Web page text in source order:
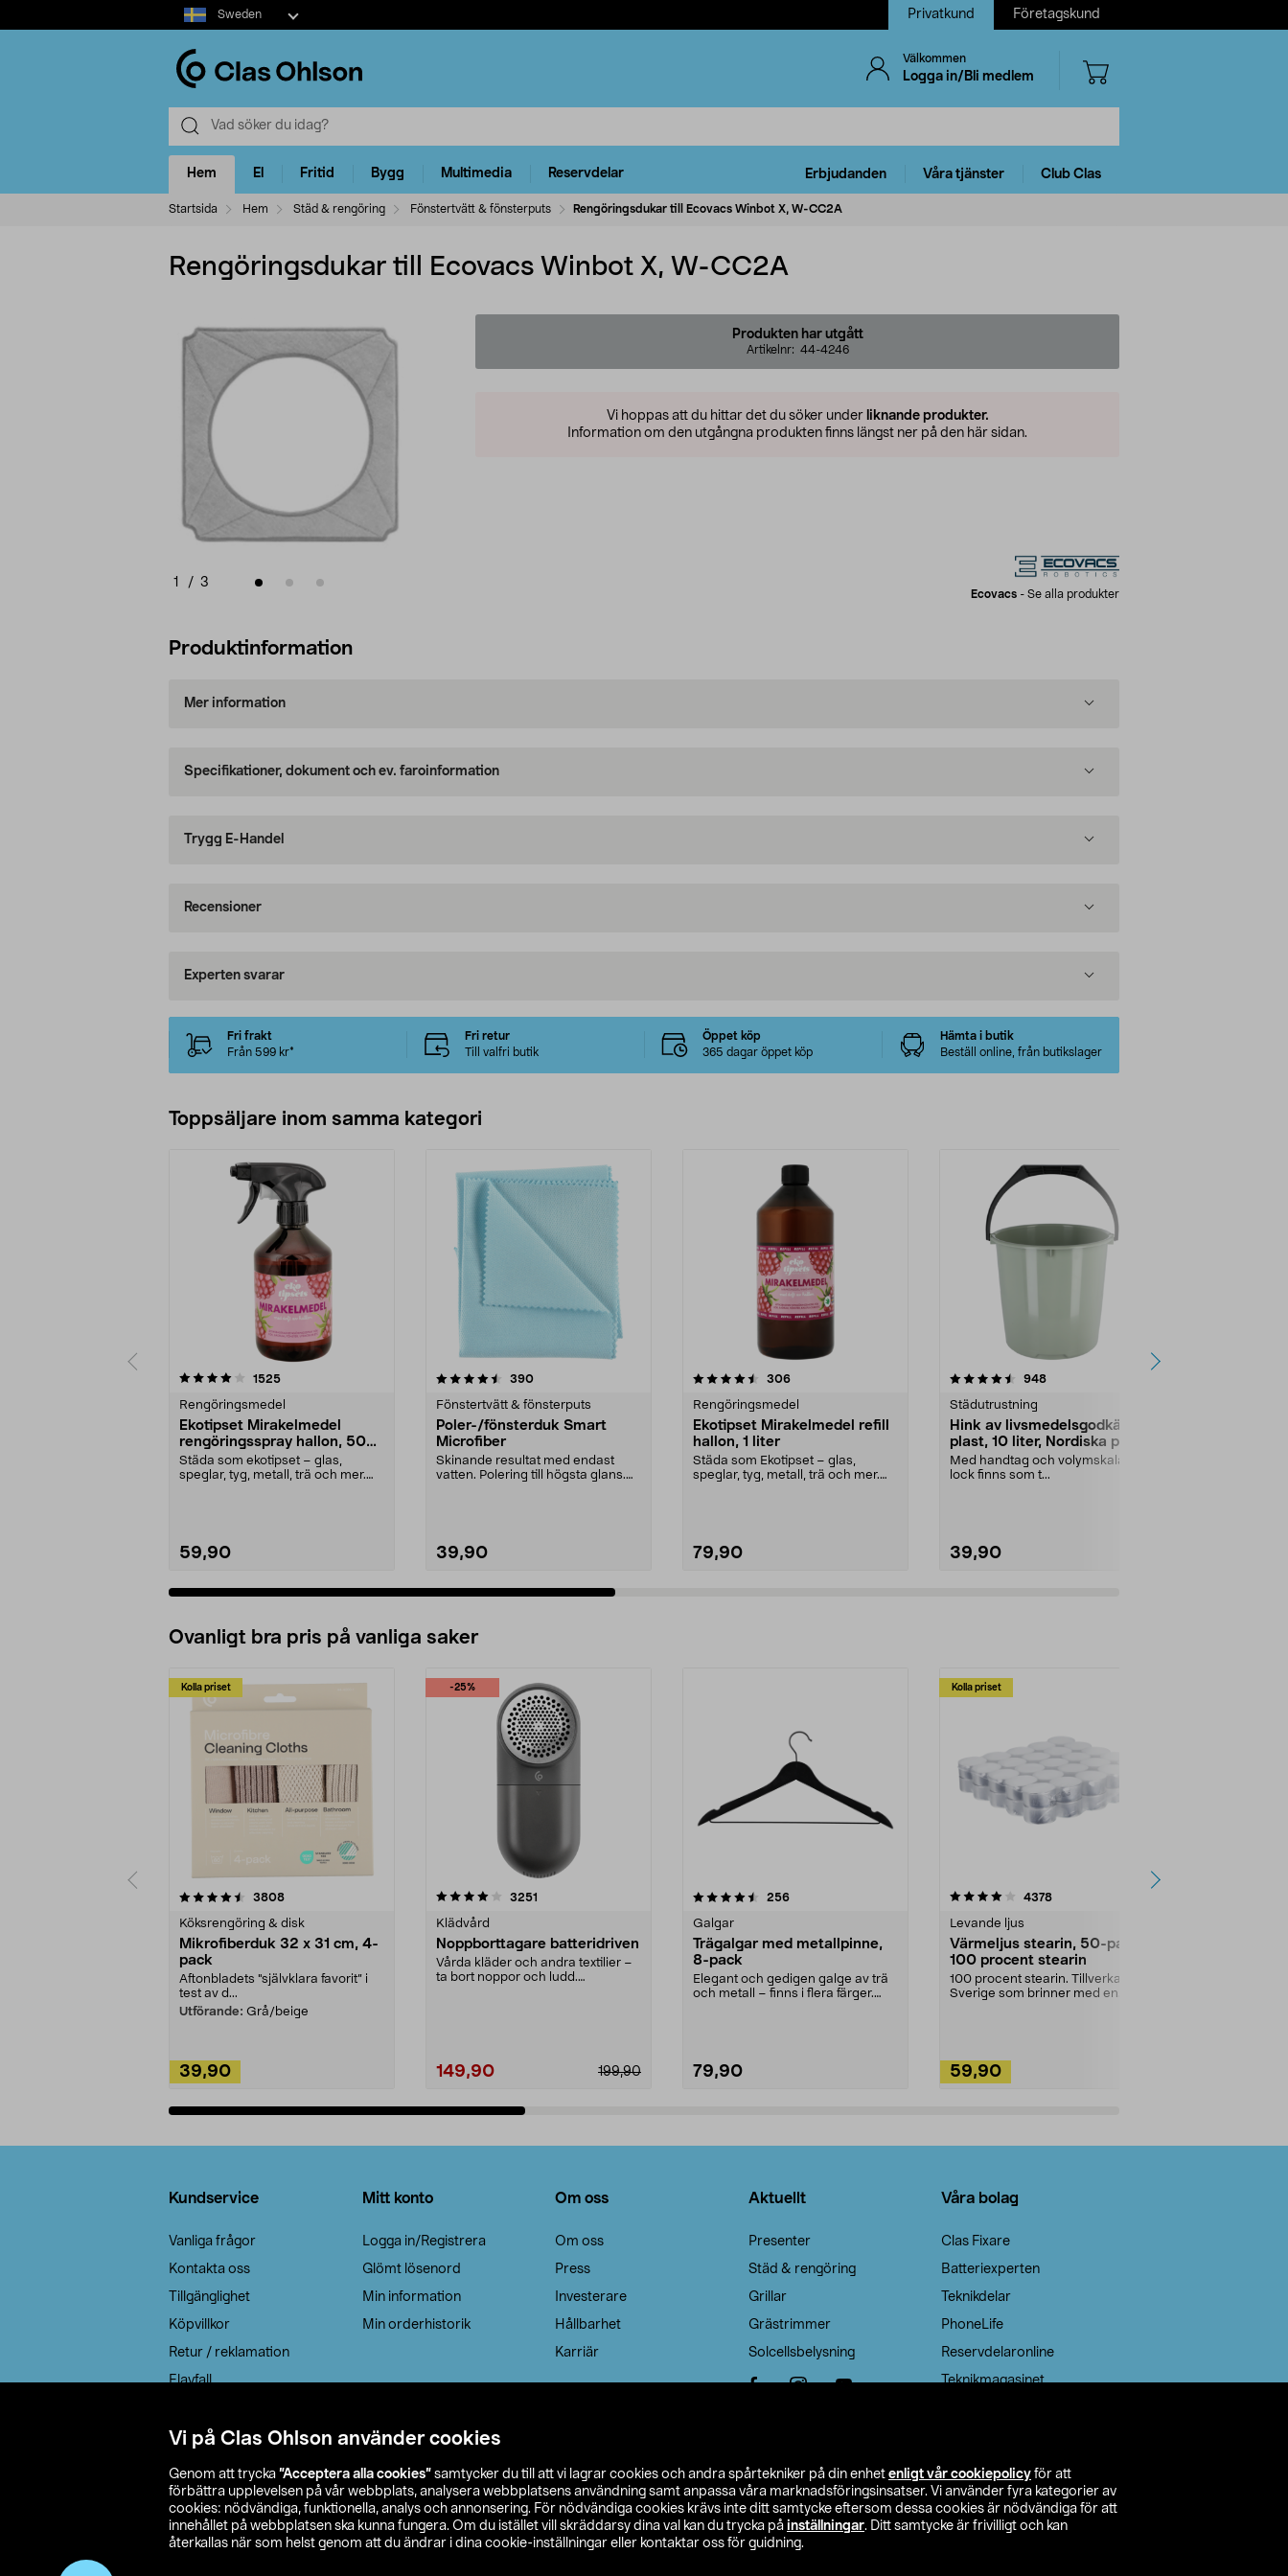
Vi på Clas Ohlson använder cookies
Genom att trycka ”Acceptera alla cookies” samtycker du till att vi lagrar cookies och andra spårtekniker på din enhet enligt vår cookiepolicy för att
förbättra upplevelsen på vår webbplats, analysera webbplatsens användning samt anpassa våra marknadsföringsinsatser. Vi använder fyra kategorier av
cookies: nödvändiga, funktionella, analys och annonsering. För nödvändiga cookies krävs inte ditt samtycke eftersom dessa cookies är nödvändiga för att
innehållet på webbplatsen ska kunna fungera. Om du istället vill skräddarsy dina val kan du trycka på inställningar. Ditt samtycke är frivilligt och kan
återkallas när som helst genom att du ändrar i dina cookie-inställningar eller kontaktar oss för guidning.
Select
market
Sweden Privatkund Företagskund
Välkommen
Logga in/Bli medlem
Hem El Fritid Bygg Multimedia Reservdelar Erbjudanden Våra tjänster Club Clas
Startsida Hem Städ & rengöring Fönstertvätt & fönsterputs Rengöringsdukar till Ecovacs Winbot X, W-CC2A
Rengöringsdukar till Ecovacs Winbot X, W-CC2A
1 / 3
Produkten har utgått
Artikelnr: 44-4246
Vi hoppas att du hittar det du söker under liknande produkter.
Information om den utgångna produkten finns längst ner på den här sidan.
Ecovacs - Se alla produkter
Produktinformation
Mer information
Specifikationer, dokument och ev. faroinformation
Trygg E-Handel
Recensioner
Experten svarar
Fri frakt
Från 599 kr*
Fri retur
Till valfri butik
Öppet köp
365 dagar öppet köp
Hämta i butik
Beställ online, från butikslager
Toppsäljare inom samma kategori
1525recensioner
Rengöringsmedel
Ekotipset Mirakelmedel
rengöringsspray hallon, 500
ml
Städa som ekotipset – glas,
speglar, tyg, metall, trä och mer.
59,90
4.5 av 5 stjärnor 390recensioner
Fönstertvätt & fönsterputs
Poler-/fönsterduk Smart
Microfiber
Skinande resultat med endast
vatten. Polering till högsta glans.
39,90
4.5 av 5 stjärnor 306recensioner
Rengöringsmedel
Ekotipset Mirakelmedel refill
hallon, 1 liter
Städa som Ekotipset – glas,
speglar, tyg, metall, trä och mer.
79,90
4.5 av 5 stjärnor 948recensioner
Städutrustning
Hink av livsmedelsgodkänd
plast, 10 liter, Nordiska plast
Med handtag och volymskala –
lock finns som t...
39,90
4.5 av 5 stjärnor
Ovanligt bra pris på vanliga saker
Kolla priset
3808recensioner
Köksrengöring & disk
Mikrofiberduk 32 x 31 cm, 4-
pack
Aftonbladets "självklara favorit” i
test av d...
Utförande: Grå/beige
39,90
-25%
4.0av 5 stjärnor 3251
Klädvård
Noppborttagare batteridriven
Vårda kläder och andra textilier –
ta bort noppor och ludd.
199,90
149,90
4.5av 5 stjärnor 256recensioner
Galgar
Trägalgar med metallpinne,
8-pack
Elegant och gedigen galge av trä
och metall – finns i flera färger.
79,90
Kolla priset
4.0av 5 stjärnor 4378recensioner
Levande ljus
Värmeljus stearin, 50-pack,
100 procent stearin
100 procent stearin. Tillverkade i
Sverige som brinner med en
59,90
4.5av 5 stjärnor
Kundservice
Vanliga frågor
Kontakta oss
Tillgänglighet
Köpvillkor
Retur / reklamation
Elavfall
Leveransalternativ
Mitt konto
Logga in/Registrera
Glömt lösenord
Min information
Min orderhistorik
Om oss
Om oss
Press
Investerare
Hållbarhet
Karriär
Aktuellt
Presenter
Städ & rengöring
Grillar
Grästrimmer
Solcellsbelysning
Våra bolag
Clas Fixare
Batteriexperten
Teknikdelar
PhoneLife
Reservdelaronline
Teknikmagasinet